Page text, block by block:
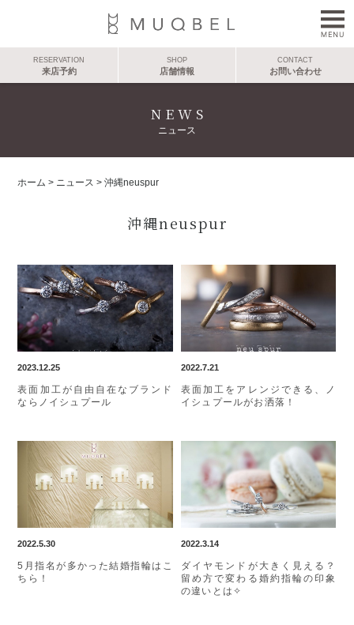
RESERVATION
来店予約
SHOP
店舗情報
CONTACT
お問い合わせ
NEWS
ニュース
ホーム > ニュース >沖縄neuspur
沖縄neuspur
2023.12.25
表面加工が自由自在なブランド
ならノイシュプール
2022.7.21
表面加工をアレンジできる、ノ
イシュプールがお洒落！
2022.5.30
5月指名が多かった結婚指輪はこ
ちら！
2022.3.14
ダイヤモンドが大きく見える？
留め方で変わる婚約指輪の印象
の違いとは✧